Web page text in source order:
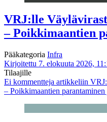
VRJ:lle
– Poikkimaantien
Pääkategoria Infra
Kirjoitettu 7. elokuuta 2026,
Tilaajille
Ei kommentteja artikkeliin
– Poikkimaantien parantaminen